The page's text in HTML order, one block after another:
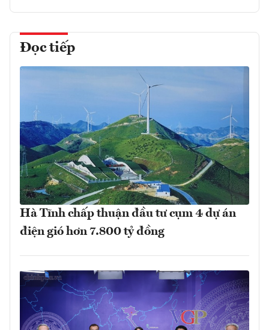
Đọc tiếp
Hà Tĩnh chấp thuận đầu tư cụm 4 dự án
điện gió hơn 7.800 tỷ đồng